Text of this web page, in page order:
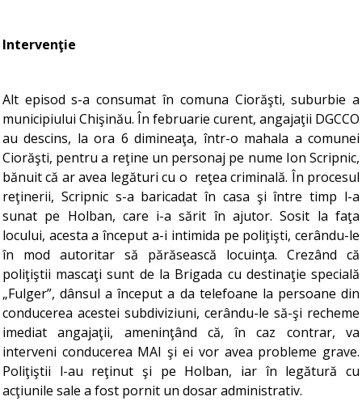
Intervenţie
Alt episod s-a consumat în comuna Ciorăşti, suburbie a
municipiului Chişinău. În februarie curent, angajaţii DGCCO
au descins, la ora 6 dimineaţa, într-o mahala a comunei
Ciorăşti, pentru a reţine un personaj pe nume Ion Scripnic,
bănuit că ar avea legături cu o reţea criminală. În procesul
reţinerii, Scripnic s-a baricadat în casa şi între timp l-a
sunat pe Holban, care i-a sărit în ajutor. Sosit la faţa
locului, acesta a început a-i intimida pe poliţişti, cerându-le
în mod autoritar să părăsească locuinţa. Crezând că
poliţiştii mascaţi sunt de la Brigada cu destinaţie specială
„Fulger”, dânsul a început a da telefoane la persoane din
conducerea acestei subdiviziuni, cerându-le să-şi recheme
imediat angajaţii, ameninţând că, în caz contrar, va
interveni conducerea MAI şi ei vor avea probleme grave.
Poliţiştii l-au reţinut şi pe Holban, iar în legătură cu
acţiunile sale a fost pornit un dosar administrativ.